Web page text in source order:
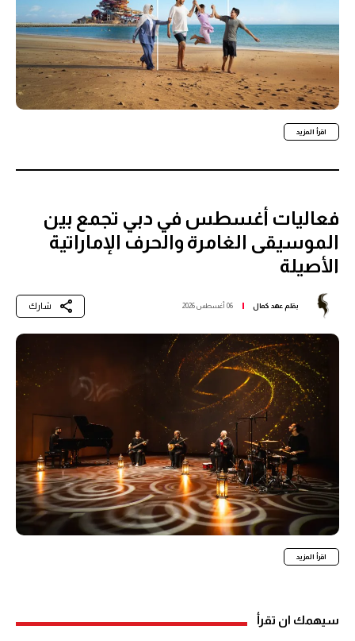
اقرأ المزيد
فعاليات أغسطس في دبي تجمع بين
الموسيقى الغامرة والحرف الإماراتية
الأصيلة
بقلم عهد كمال 06 أغسطس 2026 شارك
اقرأ المزيد
سيهمك ان تقرأ